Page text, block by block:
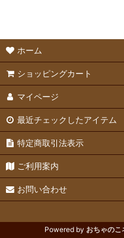
給水ボトル
ホーム
ショッピングカート
マイページ
最近チェックしたアイテム
特定商取引法表示
ご利用案内
お問い合わせ
Powered by おちゃのこ